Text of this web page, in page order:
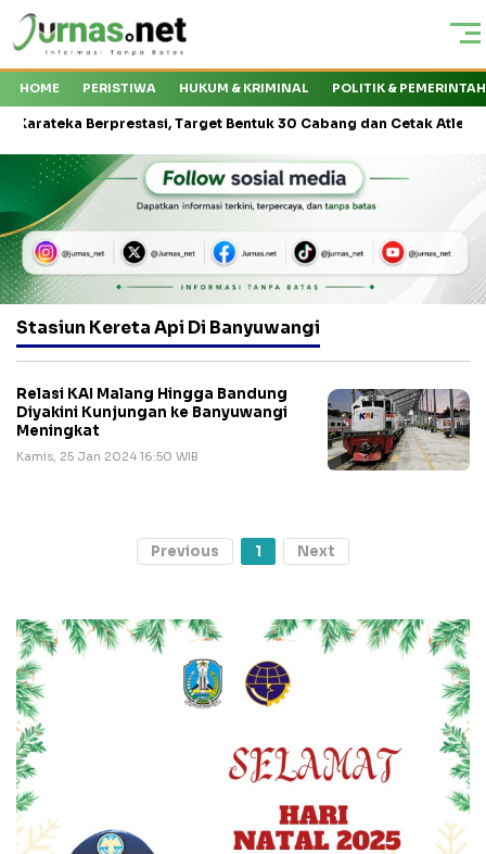
HOME PERISTIWA HUKUM & KRIMINAL POLITIK &
Berprestasi, Target Bentuk 30 Cabang dan Cetak Atlet Nasional
Stasiun Kereta Api Di Banyuwangi
Relasi KAI Malang Hingga Bandung
Diyakini Kunjungan ke Banyuwangi
Meningkat
Kamis, 25 Jan 2024 16:50 WIB
Previous 1 Next